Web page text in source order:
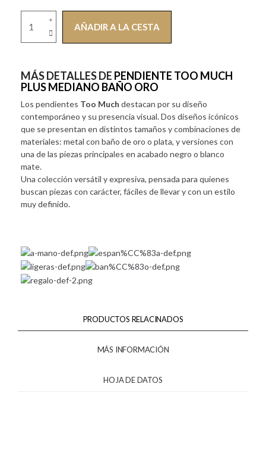
AÑADIR A LA CESTA
MÁS DETALLES DE PENDIENTE TOO MUCH
PLUS MEDIANO BAÑO ORO
Los pendientes Too Much destacan por su diseño
contemporáneo y su presencia visual. Dos diseños icónicos
que se presentan en distintos tamaños y combinaciones de
materiales: metal con baño de oro o plata, y versiones con
una de las piezas principales en acabado negro o blanco
mate.
Una colección versátil y expresiva, pensada para quienes
buscan piezas con carácter, fáciles de llevar y con un estilo
muy definido.
PRODUCTOS RELACINADOS
MÁS INFORMACIÓN
HOJA DE DATOS